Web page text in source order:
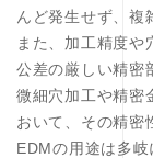
んど発生せず、複
また、加工精度や
公差の厳しい精密
微細穴加工や精密
おいて、その精密
EDMの用途は多